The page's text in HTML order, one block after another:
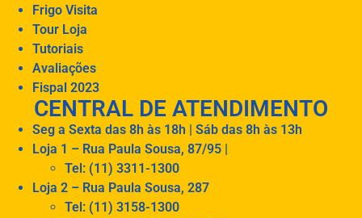
Frigo Visita
Tour Loja
Tutoriais
Avaliações
Fispal 2023
CENTRAL DE ATENDIMENTO
Seg a Sexta das 8h às 18h | Sáb das 8h às 13h
Loja 1 – Rua Paula Sousa, 87/95 |
Tel: (11) 3311-1300
Loja 2 – Rua Paula Sousa, 287
Tel: (11) 3158-1300